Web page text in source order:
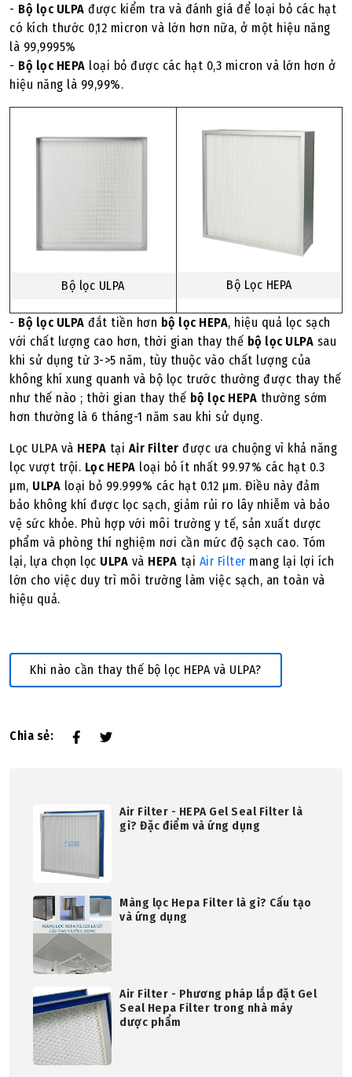
- Bộ lọc ULPA được kiểm tra và đánh giá để loại bỏ các hạt
có kích thước 0,12 micron và lớn hơn nữa, ở một hiệu năng
là 99,9995%
- Bộ lọc HEPA loại bỏ được các hạt 0,3 micron và lớn hơn ở
hiệu năng là 99,99%.
Bộ lọc ULPA Bộ Lọc HEPA
- Bộ lọc ULPA đắt tiền hơn bộ lọc HEPA, hiệu quả lọc sạch
với chất lượng cao hơn, thời gian thay thế bộ lọc ULPA sau
khi sử dụng từ 3->5 năm, tùy thuộc vào chất lượng của
không khí xung quanh và bộ lọc trước thường được thay thế
như thế nào ; thời gian thay thế bộ lọc HEPA thường sớm
hơn thường là 6 tháng-1 năm sau khi sử dụng.
Lọc ULPAvà HEPA tại Air Filter được ưa chuộng vì khả năng
lọc vượt trội. Lọc HEPA loại bỏ ít nhất 99.97% các hạt 0.3
µm, ULPA loại bỏ 99.999% các hạt 0.12 µm. Điều này đảm
bảo không khí được lọc sạch, giảm rủi ro lây nhiễm và bảo
vệ sức khỏe. Phù hợp với môi trường y tế, sản xuất dược
phẩm và phòng thí nghiệm nơi cần mức độ sạch cao. Tóm
lại, lựa chọn lọc ULPA và HEPA tại Air Filtermang lại lợi ích
lớn cho việc duy trì môi trường làm việc sạch, an toàn và
hiệu quả.
Khi nào cần thay thế bộ lọc HEPA và ULPA?
Chia sẻ:
Air Filter - HEPA Gel Seal Filter là
gì? Đặc điểm và ứng dụng
Màng lọc Hepa Filter là gì? Cấu tạo
và ứng dụng
Air Filter - Phương pháp lắp đặt Gel
Seal Hepa Filter trong nhà máy
dược phẩm